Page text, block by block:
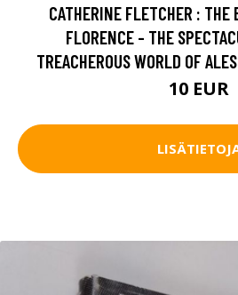
CATHERINE FLETCHER : THE
FLORENCE - THE
TREACHEROUS WORLD OF
10 EUR